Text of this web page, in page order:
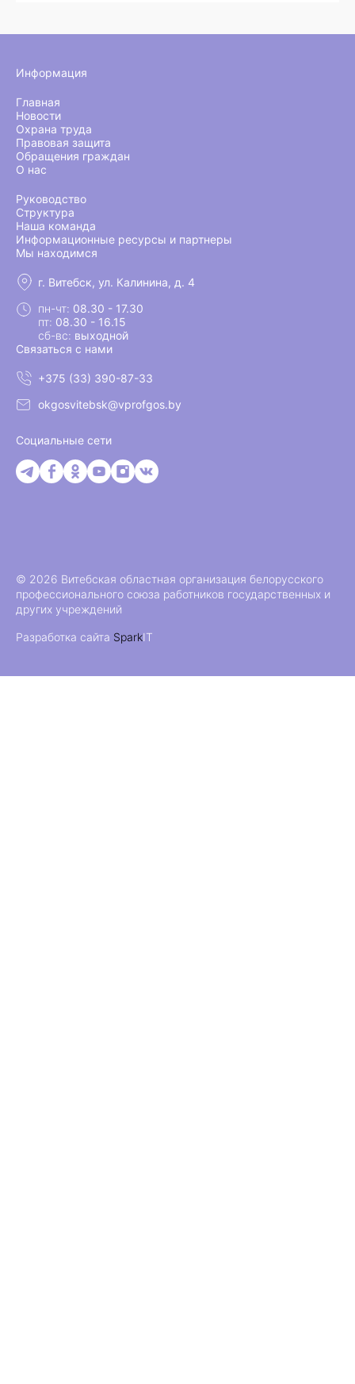
Информация
Главная
Новости
Охрана труда
Правовая защита
Обращения граждан
О нас
Руководство
Структура
Наша команда
Информационные ресурсы и партнеры
Мы находимся
г. Витебск, ул. Калинина, д. 4
пн-чт: 08.30 - 17.30
пт: 08.30 - 16.15
сб-вс: выходной
Связаться с нами
+375 (33) 390-87-33
okgosvitebsk@vprofgos.by
Социальные сети
© 2026 Витебская областная организация белорусского
профессионального союза работников государственных и
других учреждений
Разработка сайта SparkIT